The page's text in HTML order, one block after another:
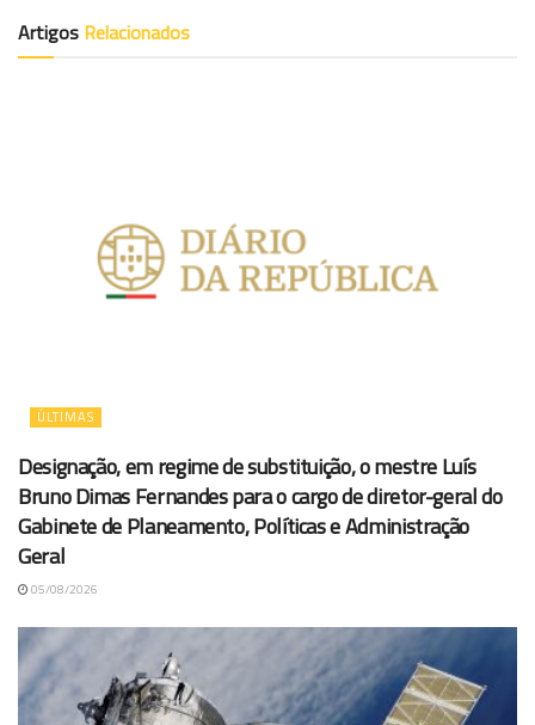
Artigos Relacionados
ÚLTIMAS
Designação, em regime de substituição, o mestre Luís
Bruno Dimas Fernandes para o cargo de diretor-geral do
Gabinete de Planeamento, Políticas e Administração
Geral
05/08/2026